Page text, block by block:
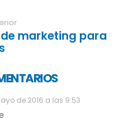
marketing para
de 2016 a las 9:53